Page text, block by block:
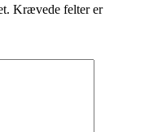
Krævede felter er